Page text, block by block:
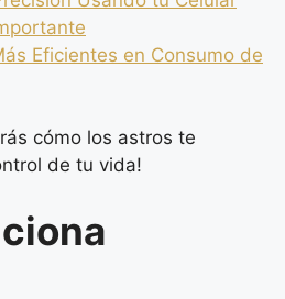
Eficientes en Consumo de
cómo los astros te
de tu vida!